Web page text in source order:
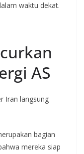
waktu dekat.
AS
Iran langsung
bagian
mereka siap